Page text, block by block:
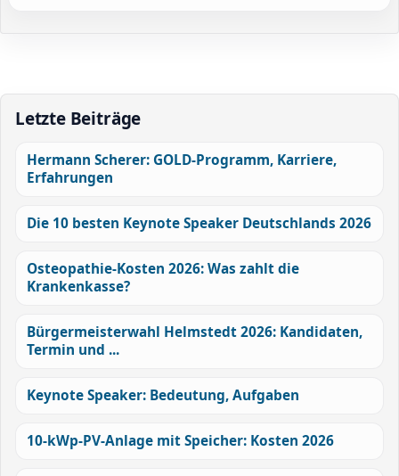
Letzte Beiträge
Hermann Scherer: GOLD-Programm, Karriere,
Erfahrungen
Die 10 besten Keynote Speaker Deutschlands 2026
Osteopathie-Kosten 2026: Was zahlt die
Krankenkasse?
Bürgermeisterwahl Helmstedt 2026: Kandidaten,
Termin und ...
Keynote Speaker: Bedeutung, Aufgaben
10-kWp-PV-Anlage mit Speicher: Kosten 2026